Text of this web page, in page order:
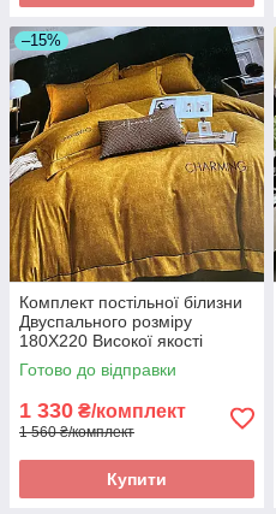
–15%
Комплект постільної білизни
Двуспального розміру
180Х220 Високої якості
Готово до відправки
1 330 ₴/комплект
1 560 ₴/комплект
Купити